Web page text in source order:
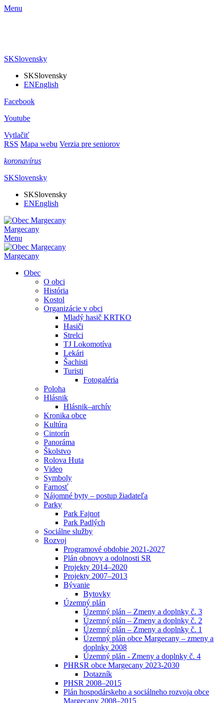
Menu
SKSlovensky
SKSlovensky
ENEnglish
Facebook
Youtube
Vytlačiť
RSS Mapa webu Verzia pre seniorov
koronavírus
SKSlovensky
SKSlovensky
ENEnglish
Margecany
Menu
Margecany
Obec
O obci
História
Kostol
Organizácie v obci
Mladý hasič KRTKO
Hasiči
Strelci
TJ Lokomotíva
Lekári
Šachisti
Turisti
Fotogaléria
Poloha
Hlásnik
Hlásnik–archív
Kronika obce
Kultúra
Cintorín
Panoráma
Školstvo
Rolova Huta
Video
Symboly
Farnosť
Nájomné byty – postup žiadateľa
Parky
Park Fajnot
Park Padlých
Sociálne služby
Rozvoj
Programové obdobie 2021-2027
Plán obnovy a odolnosti SR
Projekty 2014–2020
Projekty 2007–2013
Bývanie
Bytovky
Územný plán
Územný plán – Zmeny a doplnky č. 3
Územný plán – Zmeny a doplnky č. 2
Územný plán – Zmeny a doplnky č. 1
Územný plán obce Margecany – zmeny a
doplnky 2008
Územný plán - Zmeny a doplnky č. 4
PHRSR obce Margecany 2023-2030
Dotazník
PHSR 2008–2015
Plán hospodárskeho a sociálneho rozvoja obce
Margecany 2008–2015